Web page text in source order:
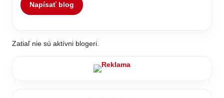
Napísať blog
Zatiaľ nie sú aktívni blogeri.